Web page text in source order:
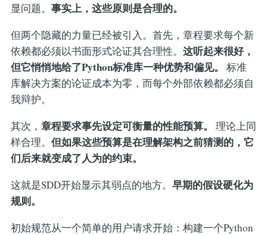
显问题。 事实上，这些原则是合理的。
但两个隐藏的力量已经被引入。首先，章程要求每个新
依赖都必须以书面形式论证其合理性。 这听起来很好，
但它悄悄地给了Python标准库一种优势和偏见。
标准
库解决方案的论证成本为零，而每个外部依赖都必须自
我辩护。
其次， 章程要求事先设定可衡量的性能预算。
理论上同
样合理。 但如果这些预算是在理解架构之前猜测的，它
们后来就变成了人为的约束。
这就是SDD开始显示其弱点的地方。 早期的假设硬化为
规则。
初始规范从一个简单的用户请求开始：构建一个Python